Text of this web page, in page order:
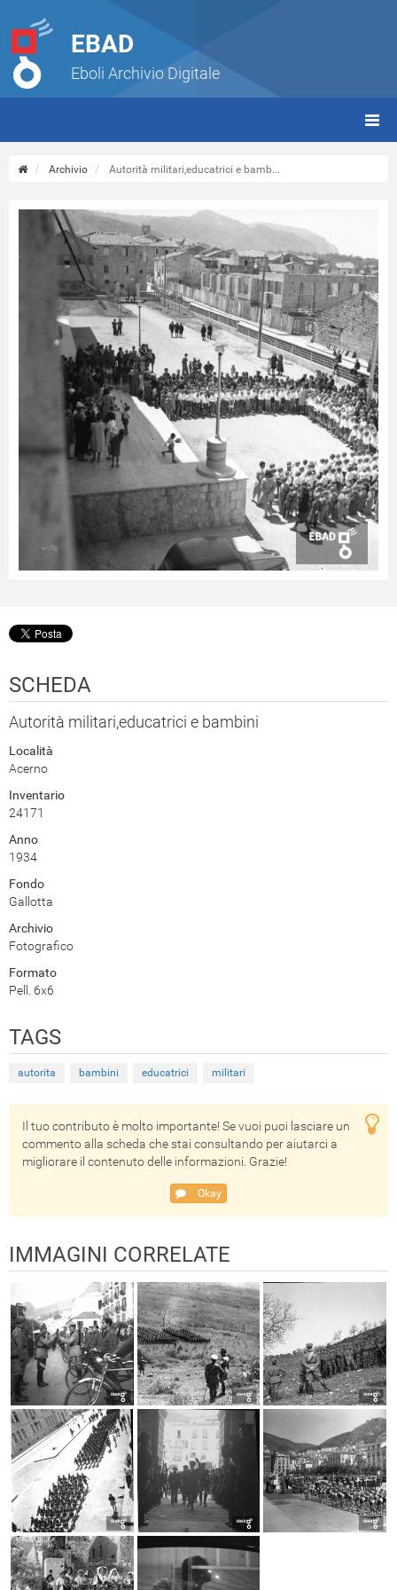
EBAD
Eboli Archivio Digitale
Archivio Autorità militari,educatrici e bamb...
SCHEDA
Autorità militari,educatrici e bambini
Località
Acerno
Inventario
24171
Anno
1934
Fondo
Gallotta
Archivio
Fotografico
Formato
Pell. 6x6
TAGS
autorita bambini educatrici militari
Il tuo contributo è molto importante! Se vuoi puoi lasciare un
commento alla scheda che stai consultando per aiutarci a
migliorare il contenuto delle informazioni. Grazie!
Okay
IMMAGINI CORRELATE